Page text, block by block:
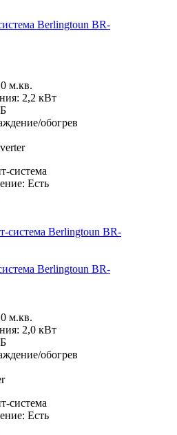
Berlingtoun BR-
м.кв.
2,2 кВт
обогрев
система
Есть
Berlingtoun BR-
м.кв.
2,0 кВт
обогрев
система
Есть